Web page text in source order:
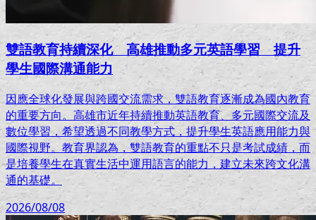
雙語教育持續深化 高雄推動多元英語學習 提升
學生國際溝通能力
因應全球化發展與跨國交流需求，雙語教育逐漸成為國內教育
的重要方向。高雄市近年持續推動英語教育、多元國際交流及
數位學習，希望透過不同教學方式，提升學生英語應用能力與
國際視野。教育界認為，雙語教育的重點不只是考試成績，而
是培養學生在真實生活中運用語言的能力，建立未來跨文化溝
通的基礎。
2026/08/08